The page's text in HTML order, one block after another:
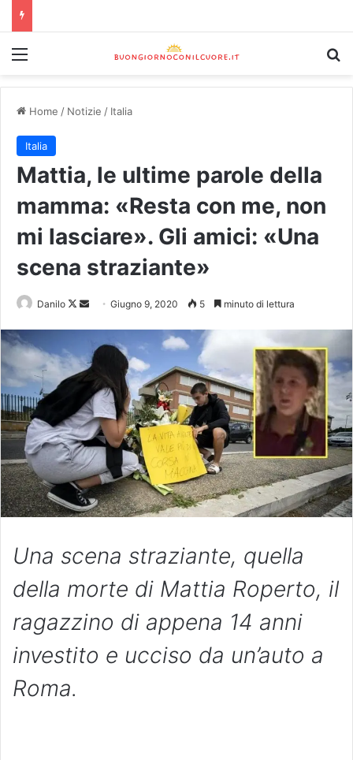
Home / Notizie / Italia
Italia
Mattia, le ultime parole della
mamma: «Resta con me, non
mi lasciare». Gli amici: «Una
scena straziante»
Danilo Giugno 9, 2020 5 minuto di lettura
Una scena straziante, quella
della morte di Mattia Roperto, il
ragazzino di appena 14 anni
investito e ucciso da un’auto a
Roma.